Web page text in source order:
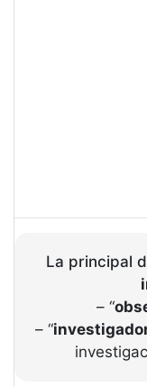
La principal
– “
– “